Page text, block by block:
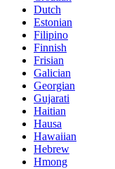
Dutch
Estonian
Filipino
Finnish
Frisian
Galician
Georgian
Gujarati
Haitian
Hausa
Hawaiian
Hebrew
Hmong